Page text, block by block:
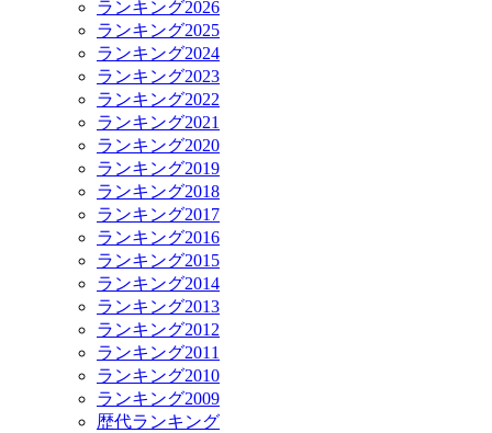
ランキング2026
ランキング2025
ランキング2024
ランキング2023
ランキング2022
ランキング2021
ランキング2020
ランキング2019
ランキング2018
ランキング2017
ランキング2016
ランキング2015
ランキング2014
ランキング2013
ランキング2012
ランキング2011
ランキング2010
ランキング2009
歴代ランキング